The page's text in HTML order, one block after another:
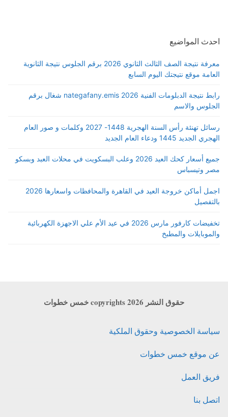
احدث المواضيع
معرفة نتيجة الصف الثالث الثانوي 2026 برقم الجلوس نتيجة الثانوية
العامة موقع نتيجتك اليوم السابع
رابط نتيجة الدبلومات الفنية 2026 nategafany.emis شغال برقم
الجلوس والاسم
رسائل تهنئة رأس السنة الهجرية 1448- 2027 وكلمات و صور العام
الهجري الجديد 1445 ودعاء العام الجديد
جميع أسعار كحك العيد 2026 وعلب البسكويت في محلات العبد وبسكو
مصر وتيسباس
اجمل أماكن خروجة العيد في القاهرة والمحافظات واسعارها 2026
بالتفصيل
تخفيضات كارفور مارس 2026 في عيد الأم علي الاجهزة الكهربائية
والموبايلات والمطبخ
حقوق النشر copyrights 2026 خمس خطوات
سياسة الخصوصية وحقوق الملكية
عن موقع خمس خطوات
فريق العمل
اتصل بنا